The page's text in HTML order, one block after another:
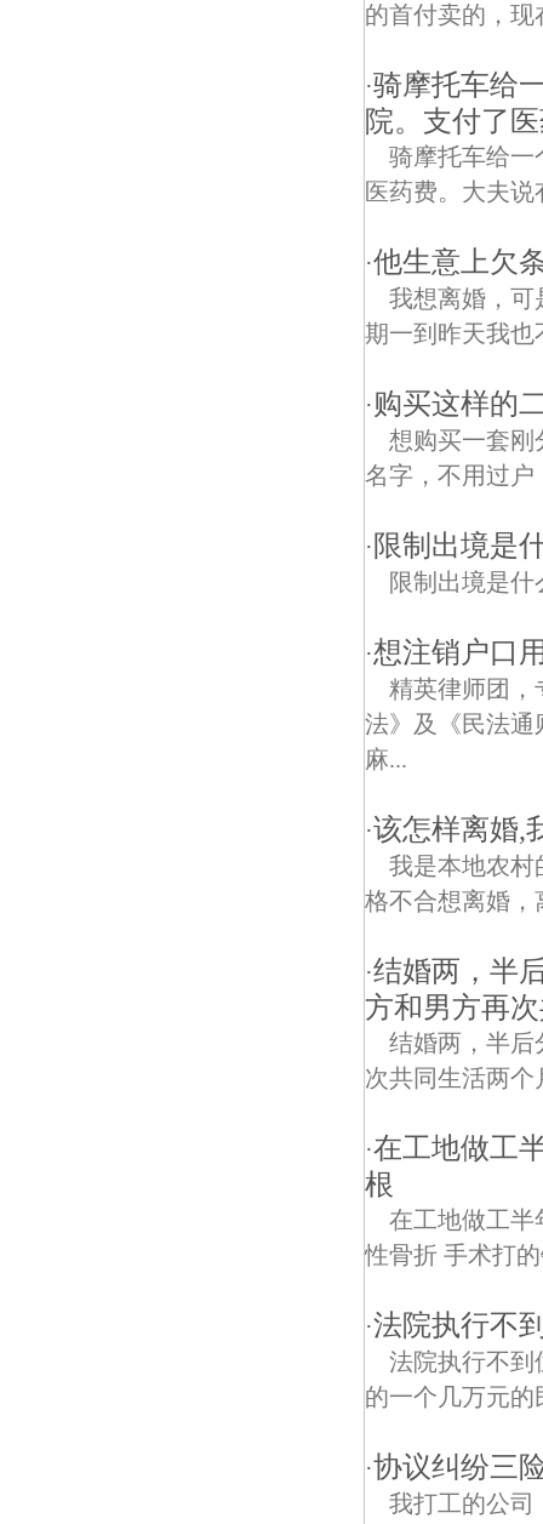
的首付卖的，
·骑摩托车给
院。支付了
骑摩托车给一
医药费。大夫
·他生意上欠
我想离婚，可
期一到昨天我也
·购买这样的
想购买一套刚
名字，不用过户
· 限制出境是
限制出境是
·想注销户口
精英律师团，
法》及《民法通
麻...
·该怎样离婚,
我是本地农村
格不合想离婚，
·结婚两，半
方和男方再
结婚两，半后
次共同生活两
·在工地做工
根
在工地做工半
性骨折 手术打
·法院执行不
法院执行不到
的一个几万元的
·协议纠纷三
我打工的公司